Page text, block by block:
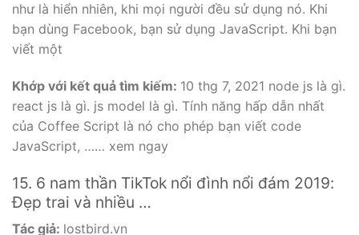
như là hiển nhiên, khi mọi người đều sử dụng nó. Khi
bạn dùng Facebook, bạn sử dụng JavaScript. Khi bạn
viết một
Khớp với kết quả tìm kiếm: 10 thg 7, 2021 node js là gì.
react js là gì. js model là gì. Tính năng hấp dẫn nhất
của Coffee Script là nó cho phép bạn viết code
JavaScript, …… xem ngay
15. 6 nam thần TikTok nổi đình nổi đám 2019:
Đẹp trai và nhiều …
Tác giả: lostbird.vn